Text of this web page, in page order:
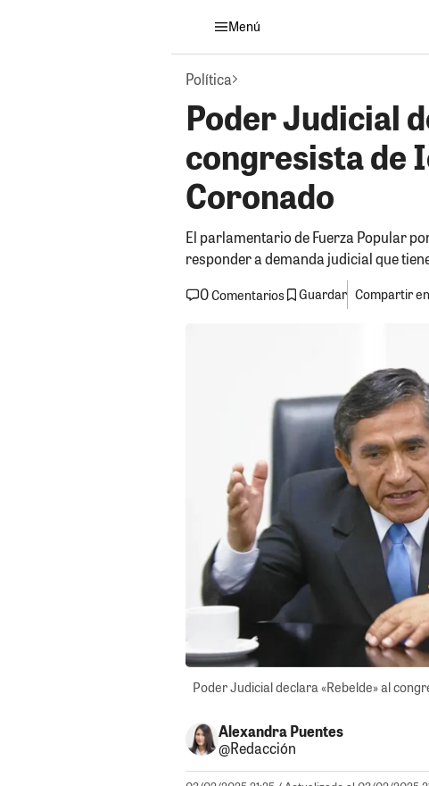
Menú
Política
Poder Judicial
congresista de
Coronado
El parlamentario de Fuerza Popular
responder a demanda judicial que
0Comentarios Guardar Compartir
Poder Judicial declara «Rebelde» al
Alexandra Puentes
@Redacción